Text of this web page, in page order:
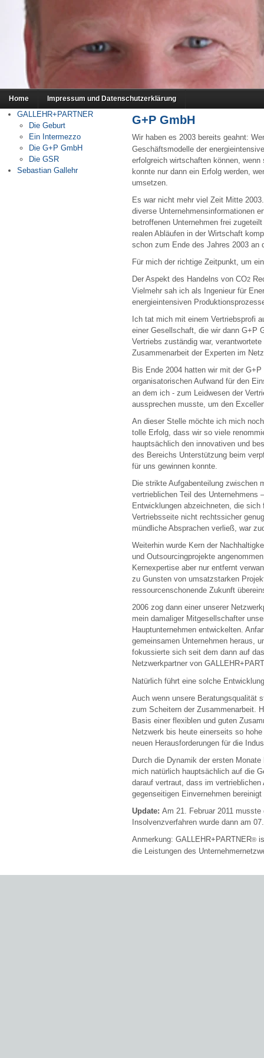
Home Impressum und Datenschutzerklärung
GALLEHR+PARTNER
Die Geburt
Ein Intermezzo
Die G+P GmbH
Die GSR
Sebastian Gallehr
G+P GmbH
Wir haben es 2003 bereits geahnt:
Geschäftsmodelle der
erfolgreich wirtschaften können,
konnte nur dann ein Erfolg werden,
umsetzen.
Es war nicht mehr viel Zeit Mitte
diverse Unternehmensinformationen
betroffenen Unternehmen frei
realen Abläufen in der Wirtschaft
schon zum Ende des Jahres 2003 an
Für mich der richtige Zeitpunkt, um
Der Aspekt des Handelns von CO2
Vielmehr sah ich als Ingenieur für
energieintensiven
Ich tat mich mit einem Vertriebsprofi
einer Gesellschaft, die wir dann G+P
Vertriebs zuständig war,
Zusammenarbeit der Experten im
Bis Ende 2004 hatten wir mit der
organisatorischen Aufwand für den
an dem ich - zum Leidwesen der
aussprechen musste, um den
An dieser Stelle möchte ich mich
tolle Erfolg, dass wir so viele
hauptsächlich den innovativen und
des Bereichs Unterstützung beim
für uns gewinnen konnte.
Die strikte Aufgabenteilung zwischen
vertrieblichen Teil des Unternehmens
Entwicklungen abzeichneten, die
Vertriebsseite nicht rechtssicher
mündliche Absprachen verließ, war
Weiterhin wurde Kern der
und Outsourcingprojekte
Kernexpertise aber nur entfernt
zu Gunsten von umsatzstarken
ressourcenschonende Zukunft
2006 zog dann einer unserer
mein damaliger Mitgesellschafter
Hauptunternehmen entwickelten.
gemeinsamen Unternehmen heraus,
fokussierte sich seit dem dann auf
Netzwerkpartner von
Natürlich führt eine solche
Auch wenn unsere Beratungsqualität
zum Scheitern der Zusammenarbeit.
Basis einer flexiblen und guten
Netzwerk bis heute einerseits so
neuen Herausforderungen für die
Durch die Dynamik der ersten
mich natürlich hauptsächlich auf die
darauf vertraut, dass im
gegenseitigen Einvernehmen
Update: Am 21. Februar 2011
Insolvenzverfahren wurde dann am
Anmerkung: GALLEHR+PARTNER®
die Leistungen des